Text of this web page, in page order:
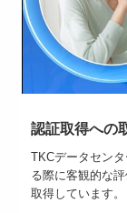
認証取得への
TKCデータセン
る際に客観的な
取得しています。